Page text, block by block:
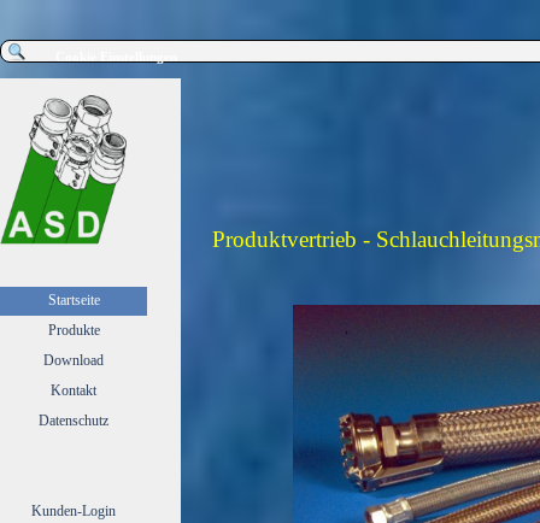
Menü überspringen
Startseite
Produkte
Download
Kontakt
Datenschutz
Kunden-Login
Produktvertrieb -